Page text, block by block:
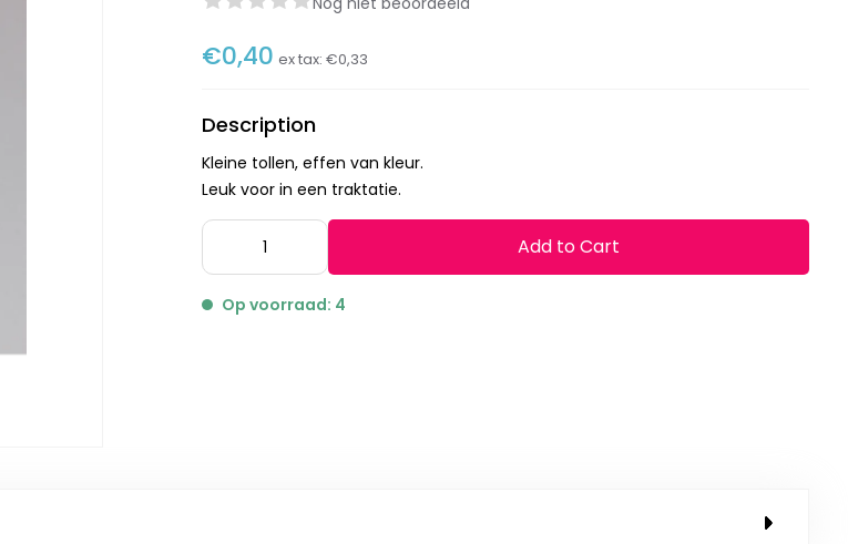
€0,40 ex tax:€0,33
Description
Kleine tollen, effen van kleur.
Leuk voor in een traktatie.
Add to Cart
Op voorraad: 4